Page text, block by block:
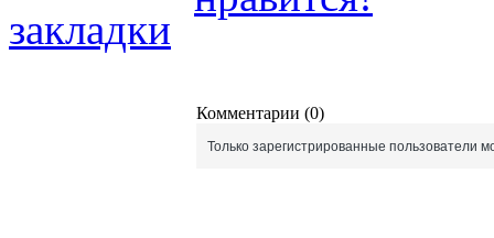
Комментарии (0)
Только зарегистрированные пользователи